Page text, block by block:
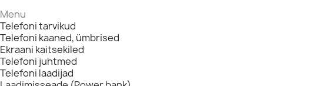
Menu
Telefoni tarvikud
Telefoni kaaned, ümbrised
Ekraani kaitsekiled
Telefoni juhtmed
Telefoni laadijad